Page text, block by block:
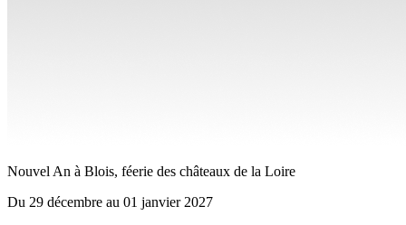
Nouvel An à Blois, féerie des châteaux de la Loire
Du 29 décembre au 01 janvier 2027